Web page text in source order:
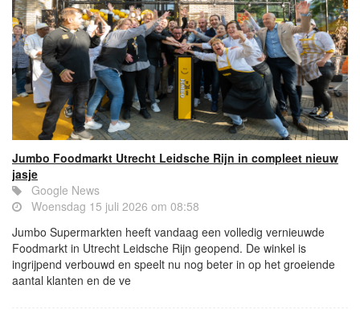
Jumbo Foodmarkt Utrecht Leidsche Rijn in compleet nieuw
jasje
Google News
Woensdag 15 juli 2026 om 08:58
Jumbo Supermarkten heeft vandaag een volledig vernieuwde
Foodmarkt in Utrecht Leidsche Rijn geopend. De winkel is
ingrijpend verbouwd en speelt nu nog beter in op het groeiende
aantal klanten en de ve